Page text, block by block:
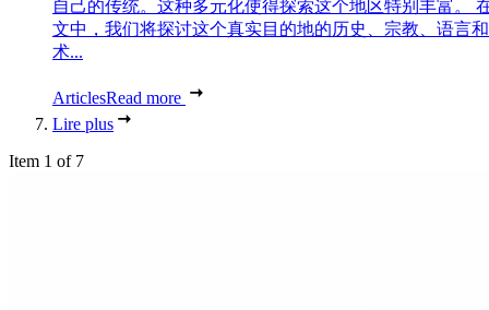
自己的传统。这种多元化使得探索这个地区特别丰富。
文中，我们将探讨这个真实目的地的历史、宗教、语言
术...
ArticlesRead more
Lire plus
Item 1 of 7